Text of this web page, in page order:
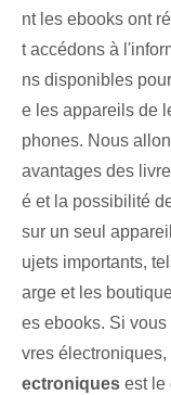
nt les ebooks ont
t accédons à
ns disponibles
e les appareils de
phones. Nous
avantages des
é et la possibilité
sur un seul
ujets importants,
arge et les
es ebooks. Si
vres électroniques,
ectroniques est le